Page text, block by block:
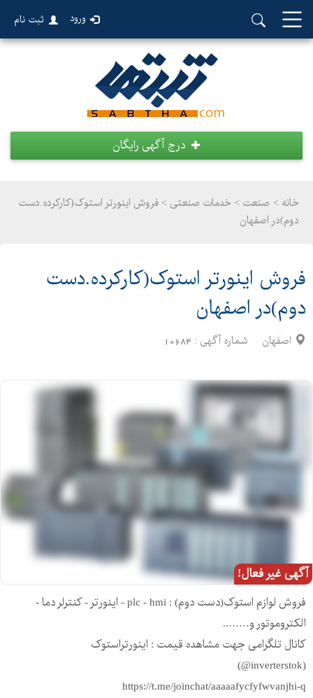
ورود ثبت نام
درج آگهی رایگان
خانه > صنعت > خدمات صنعتی > فروش اینورتر استوک(کارکرده.دست
دوم)در اصفهان
فروش اینورتر استوک(کارکرده.دست
دوم)در اصفهان
اصفهان شماره آگهی : 10684
آگهی غیر فعال!
فروش لوازم استوک(دست دوم) : plc - hmi - اینورتر - کنترلر دما -
الکتروموتور و……..
کانال تلگرامی جهت مشاهده قیمت : اینورتراستوک
(inverterstok@)
https://t.me/joinchat/aaaaafycfyfwvanjhi-q